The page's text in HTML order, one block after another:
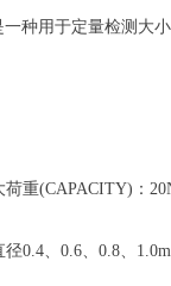
种用于定量检测大
荷重(CAPACITY)：
径0.4、0.6、0.8、